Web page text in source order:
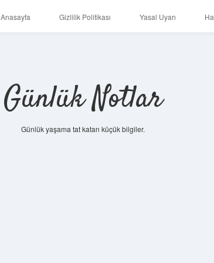
Anasayfa Gizlilik Politikası Yasal Uyarı
Günlük Notlar
Günlük yaşama tat katan küçük bilgiler.